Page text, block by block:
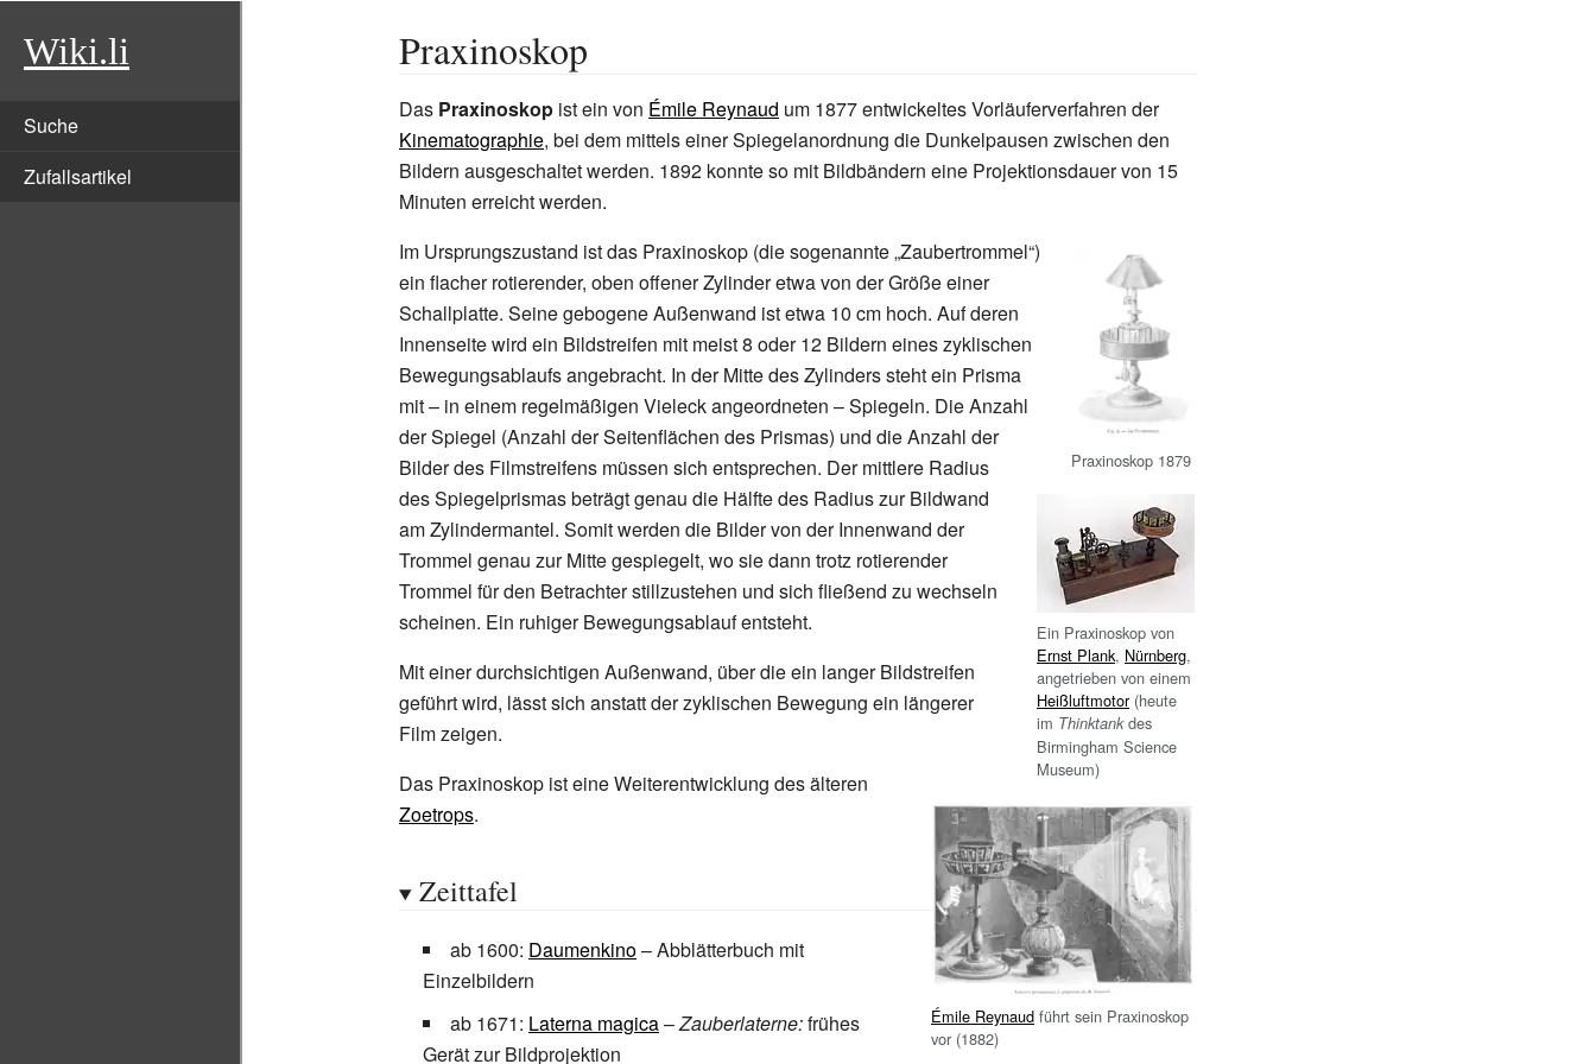
Wiki.li
Suche
Zufallsartikel
Praxinoskop
Das Praxinoskop ist ein von Émile Reynaud um 1877 entwickeltes Vorläuferverfahren der
Kinematographie, bei dem mittels einer Spiegelanordnung die Dunkelpausen zwischen den
Bildern ausgeschaltet werden. 1892 konnte so mit Bildbändern eine Projektionsdauer von 15
Minuten erreicht werden.
Praxinoskop 1879
Ein Praxinoskop von
Ernst Plank, Nürnberg,
angetrieben von einem
Heißluftmotor(heute
im Thinktankdes
Birmingham Science
Museum)
Émile Reynaud führt sein Praxinoskop
vor (1882)
Im Ursprungszustand ist das Praxinoskop (die sogenannte „Zaubertrommel“)
ein flacher rotierender, oben offener Zylinder etwa von der Größe einer
Schallplatte. Seine gebogene Außenwand ist etwa 10 cm hoch. Auf deren
Innenseite wird ein Bildstreifen mit meist 8 oder 12 Bildern eines zyklischen
Bewegungsablaufs angebracht. In der Mitte des Zylinders steht ein Prisma
mit – in einem regelmäßigen Vieleck angeordneten – Spiegeln. Die Anzahl
der Spiegel (Anzahl der Seitenflächen des Prismas) und die Anzahl der
Bilder des Filmstreifens müssen sich entsprechen. Der mittlere Radius
des Spiegelprismas beträgt genau die Hälfte des Radius zur Bildwand
am Zylindermantel. Somit werden die Bilder von der Innenwand der
Trommel genau zur Mitte gespiegelt, wo sie dann trotz rotierender
Trommel für den Betrachter stillzustehen und sich fließend zu wechseln
scheinen. Ein ruhiger Bewegungsablauf entsteht.
Mit einer durchsichtigen Außenwand, über die ein langer Bildstreifen
geführt wird, lässt sich anstatt der zyklischen Bewegung ein längerer
Film zeigen.
Das Praxinoskop ist eine Weiterentwicklung des älteren
Zoetrops.
Zeittafel
ab 1600: Daumenkino– Abblätterbuch mit
Einzelbildern
ab 1671: Laterna magica–Zauberlaterne:frühes
Gerät zur Bildprojektion